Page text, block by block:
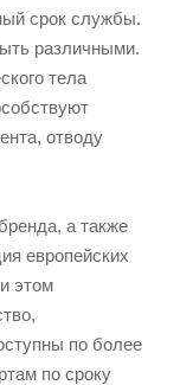
срок службы.
различными.
тела
отводу
а также
европейских
этом
по более
по сроку